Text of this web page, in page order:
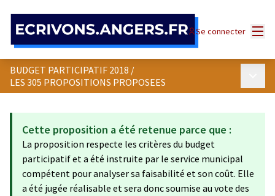
Se connecter
BUDGET PARTICIPATIF 2018 /
LES 305 PROPOSITIONS PROPOSEES
Cette proposition a été retenue parce que :
La proposition respecte les critères du budget
participatif et a été instruite par le service municipal
compétent pour analyser sa faisabilité et son coût. Elle
a été jugée réalisable et sera donc soumise au vote des